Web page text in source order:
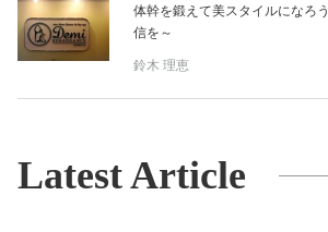
体幹を鍛えて美スタイルになろ
信を～
鈴木 理恵
Latest Article